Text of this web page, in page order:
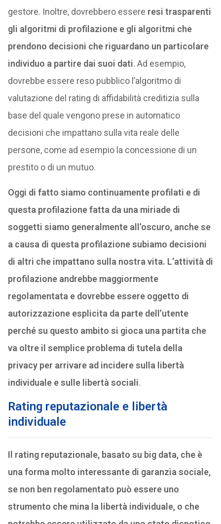
gestore. Inoltre, dovrebbero essere resi trasparenti
gli algoritmi di profilazione e gli algoritmi che
prendono decisioni che riguardano un particolare
individuo a partire dai suoi dati. Ad esempio,
dovrebbe essere reso pubblico l’algoritmo di
valutazione del rating di affidabilità creditizia sulla
base del quale vengono prese in automatico
decisioni che impattano sulla vita reale delle
persone, come ad esempio la concessione di un
prestito o di un mutuo.
Oggi di fatto siamo continuamente profilati e di
questa profilazione fatta da una miriade di
soggetti siamo generalmente all’oscuro, anche se
a causa di questa profilazione subiamo decisioni
di altri che impattano sulla nostra vita. L’attività di
profilazione andrebbe maggiormente
regolamentata e dovrebbe essere oggetto di
autorizzazione esplicita da parte dell’utente
perché su questo ambito si gioca una partita che
va oltre il semplice problema di tutela della
privacy per arrivare ad incidere sulla libertà
individuale e sulle libertà sociali.
Rating reputazionale e libertà
individuale
Il rating reputazionale, basato su big data, che è
una forma molto interessante di garanzia sociale,
se non ben regolamentato può essere uno
strumento che mina la libertà individuale, o che